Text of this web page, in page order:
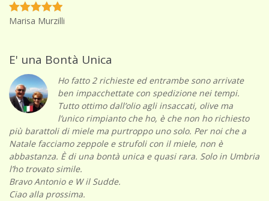
Marisa Murzilli
E' una Bontà Unica
Ho fatto 2 richieste ed entrambe sono arrivate
ben impacchettate con spedizione nei tempi.
Tutto ottimo dall’olio agli insaccati, olive ma
l’unico rimpianto che ho, è che non ho richiesto
più barattoli di miele ma purtroppo uno solo. Per noi che a
Natale facciamo zeppole e strufoli con il miele, non è
abbastanza. È di una bontà unica e quasi rara. Solo in Umbria
l’ho trovato simile.
Bravo Antonio e W il Sudde.
Ciao alla prossima.